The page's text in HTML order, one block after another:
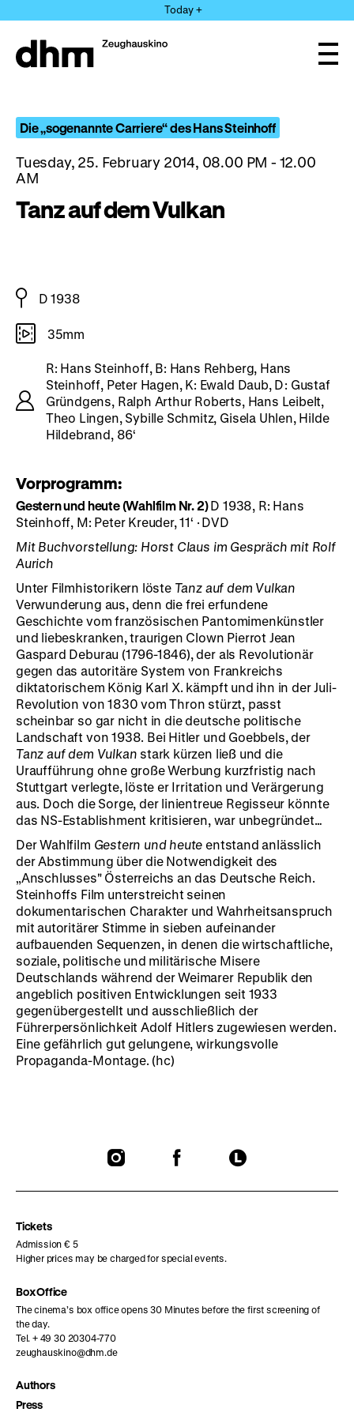
directly
the
Today +
Die „sogenannte Carriere“ des Hans Steinhoff
Tuesday, 25. February 2014, 08.00 PM - 12.00
AM
Tanz auf dem Vulkan
D 1938
35mm
R: Hans Steinhoff, B: Hans Rehberg, Hans
Steinhoff, Peter Hagen, K: Ewald Daub, D: Gustaf
Gründgens, Ralph Arthur Roberts, Hans Leibelt,
Theo Lingen, Sybille Schmitz, Gisela Uhlen, Hilde
Hildebrand, 86‘
Vorprogramm:
Gestern und heute (Wahlfilm Nr. 2)D 1938, R: Hans
Steinhoff, M: Peter Kreuder, 11‘ · DVD
Mit Buchvorstellung: Horst Claus im Gespräch mit Rolf
Aurich
Unter Filmhistorikern löste Tanz auf dem Vulkan
Verwunderung aus, denn die frei erfundene
Geschichte vom französischen Pantomimenkünstler
und liebeskranken, traurigen Clown Pierrot Jean
Gaspard Deburau (1796-1846), der als Revolutionär
gegen das autoritäre System von Frankreichs
diktatorischem König Karl X. kämpft und ihn in der Juli-
Revolution von 1830 vom Thron stürzt, passt
scheinbar so gar nicht in die deutsche politische
Landschaft von 1938. Bei Hitler und Goebbels, der
Tanz auf dem Vulkan stark kürzen ließ und die
Uraufführung ohne große Werbung kurzfristig nach
Stuttgart verlegte, löste er Irritation und Verärgerung
aus. Doch die Sorge, der linientreue Regisseur könnte
das NS-Establishment kritisieren, war unbegründet…
Der Wahlfilm Gestern und heuteentstand anlässlich
der Abstimmung über die Notwendigkeit des
„Anschlusses" Österreichs an das Deutsche Reich.
Steinhoffs Film unterstreicht seinen
dokumentarischen Charakter und Wahrheitsanspruch
mit autoritärer Stimme in sieben aufeinander
aufbauenden Sequenzen, in denen die wirtschaftliche,
soziale, politische und militärische Misere
Deutschlands während der Weimarer Republik den
angeblich positiven Entwicklungen seit 1933
gegenübergestellt und ausschließlich der
Führerpersönlichkeit Adolf Hitlers zugewiesen werden.
Eine gefährlich gut gelungene, wirkungsvolle
Propaganda-Montage. (hc)
To
To
To
Tickets
Admission € 5
Higher prices may be charged for special events.
Box Office
The cinema’s box office opens 30 Minutes before the first screening of
the day.
Tel. + 49 30 20304-770
zeughauskino@dhm.de
Authors
Press